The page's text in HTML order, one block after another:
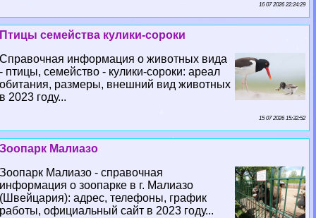
16 07 2026 22:24:29
Птицы семейства кулики-сороки
Справочная информация о животных вида
- птицы, семейство - кулики-сороки: ареал
обитания, размеры, внешний вид животных
в 2023 году...
15 07 2026 15:32:52
Зоопарк Малиазо
Зоопарк Малиазо - справочная
информация о зоопарке в г. Малиазо
(Швейцария): адрес, телефоны, график
работы, официальный сайт в 2023 году...